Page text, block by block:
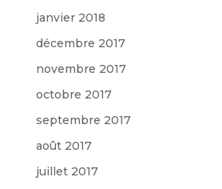
janvier 2018
décembre 2017
novembre 2017
octobre 2017
septembre 2017
août 2017
juillet 2017